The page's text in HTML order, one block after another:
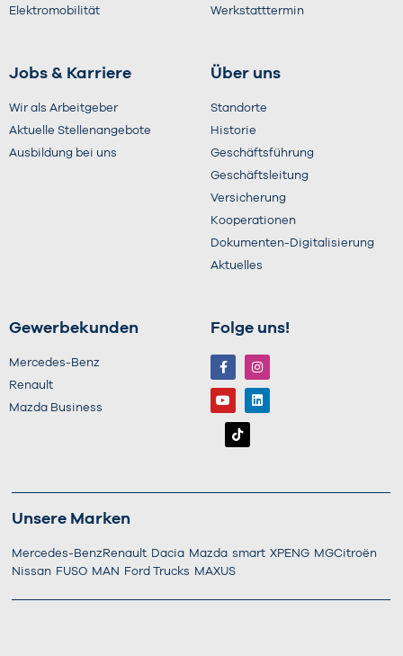
Elektromobilität
Werkstatttermin
Jobs & Karriere
Wir als Arbeitgeber
Aktuelle Stellenangebote
Ausbildung bei uns
Über uns
Standorte
Historie
Geschäftsführung
Geschäftsleitung
Versicherung
Kooperationen
Dokumenten-Digitalisierung
Aktuelles
Gewerbekunden
Mercedes-Benz
Renault
Mazda Business
Folge uns!
Unsere Marken
Mercedes-Benz Renault Dacia Mazda smart XPENG MGCitroën
Nissan FUSO MAN Ford Trucks MAXUS